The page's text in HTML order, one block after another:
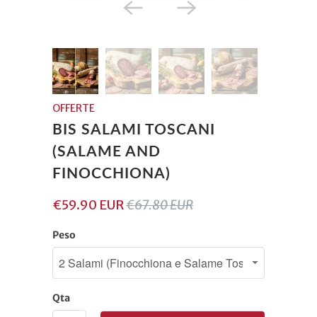
OFFERTE
BIS SALAMI TOSCANI
(SALAME AND
FINOCCHIONA)
€59.90 EUR€67.80 EUR
Peso
Qta